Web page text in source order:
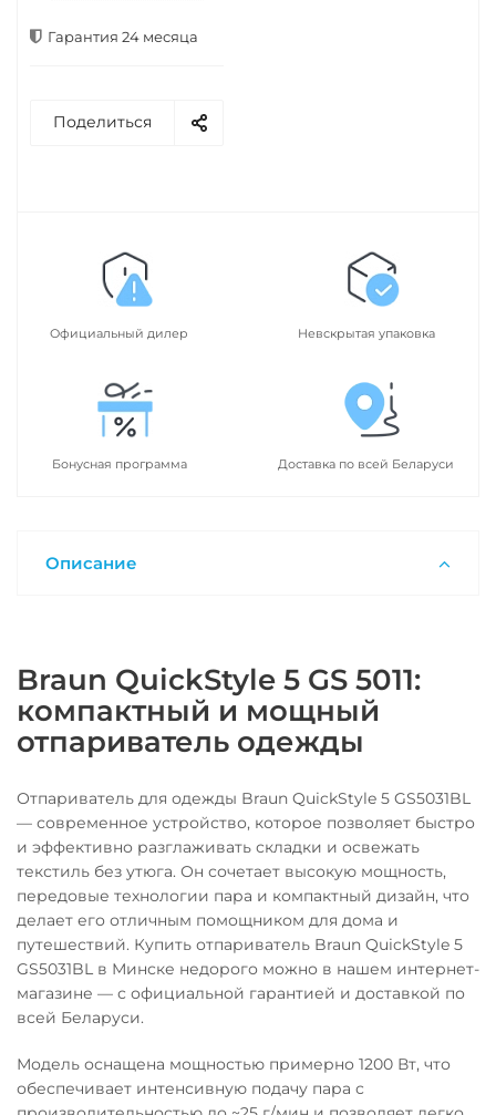
Гарантия 24 месяца
Поделиться
Официальный дилер Невскрытая упаковка
Бонусная программа Доставка по всей Беларуси
Описание
Braun QuickStyle 5 GS 5011:
компактный и мощный
отпариватель одежды
Отпариватель для одежды Braun QuickStyle 5 GS5031BL
— современное устройство, которое позволяет быстро
и эффективно разглаживать складки и освежать
текстиль без утюга. Он сочетает высокую мощность,
передовые технологии пара и компактный дизайн, что
делает его отличным помощником для дома и
путешествий. Купить отпариватель Braun QuickStyle 5
GS5031BL в Минске недорого можно в нашем интернет-
магазине — с официальной гарантией и доставкой по
всей Беларуси.
Модель оснащена мощностью примерно 1200 Вт, что
обеспечивает интенсивную подачу пара с